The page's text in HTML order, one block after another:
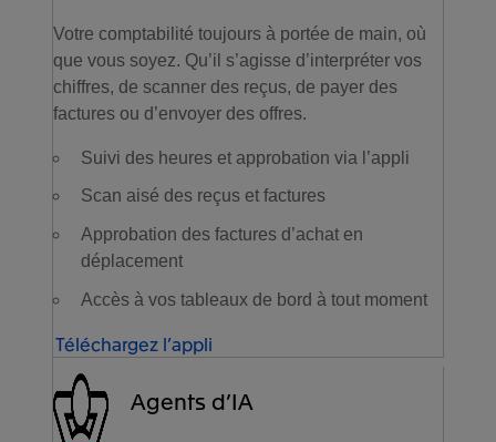
Votre comptabilité toujours à portée de main, où
que vous soyez. Qu’il s’agisse d’interpréter vos
chiffres, de scanner des reçus, de payer des
factures ou d’envoyer des offres.
Suivi des heures et approbation via l’appli
Scan aisé des reçus et factures
Approbation des factures d’achat en
déplacement
Accès à vos tableaux de bord à tout moment
Téléchargez l’appli
Agents d’IA